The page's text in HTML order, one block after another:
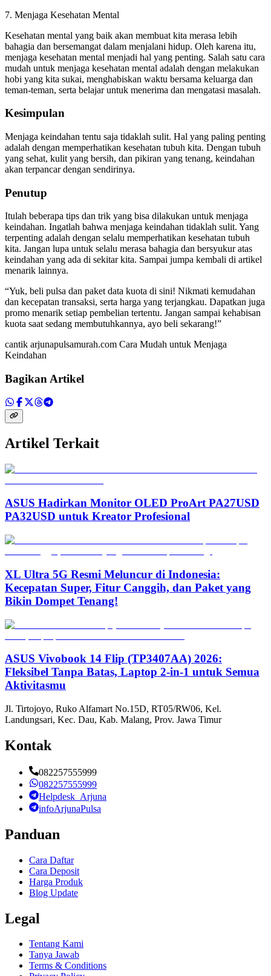
7. Menjaga Kesehatan Mental
Kesehatan mental yang baik akan membuat kita merasa lebih
bahagia dan bersemangat dalam menjalani hidup. Oleh karena itu,
menjaga kesehatan mental menjadi hal yang penting. Salah satu cara
mudah untuk menjaga kesehatan mental adalah dengan melakukan
hobi yang kita sukai, menghabiskan waktu bersama keluarga dan
teman-teman, serta belajar untuk menerima dan mengatasi masalah.
Kesimpulan
Menjaga keindahan tentu saja tidaklah sulit. Hal yang paling penting
adalah dengan memperhatikan kesehatan tubuh kita. Dengan tubuh
yang sehat, kulit yang bersih, dan pikiran yang tenang, keindahan
akan terpancar dengan sendirinya.
Penutup
Itulah beberapa tips dan trik yang bisa dilakukan untuk menjaga
keindahan. Ingatlah bahwa menjaga keindahan tidaklah sulit. Yang
terpenting adalah dengan selalu memperhatikan kesehatan tubuh
kita. Jangan lupa untuk selalu merasa bahagia dan bersyukur atas
keindahan yang ada di sekitar kita. Sampai jumpa kembali di artikel
menarik lainnya.
“Yuk, beli pulsa dan paket data kuota di sini! Nikmati kemudahan
dan kecepatan transaksi, serta harga yang terjangkau. Dapatkan juga
promo menarik setiap pembelian tertentu. Jangan sampai kehabisan
kuota saat sedang membutuhkannya, ayo beli sekarang!”
cantik arjunapulsamurah.com Cara Mudah untuk Menjaga
Keindahan
Bagikan Artikel
Artikel Terkait
ASUS Hadirkan Monitor OLED ProArt PA27USD
PA32USD untuk Kreator Profesional
XL Ultra 5G Resmi Meluncur di Indonesia:
Kecepatan Super, Fitur Canggih, dan Paket yang
Bikin Dompet Tenang!
ASUS Vivobook 14 Flip (TP3407AA) 2026:
Fleksibel Tanpa Batas, Laptop 2-in-1 untuk Semua
Aktivitasmu
Jl. Tirtojoyo, Ruko Alfamart No.15D, RT05/RW06, Kel.
Landungsari, Kec. Dau, Kab. Malang, Prov. Jawa Timur
Kontak
082257555999
082257555999
Helpdesk_Arjuna
infoArjunaPulsa
Panduan
Cara Daftar
Cara Deposit
Harga Produk
Blog Update
Legal
Tentang Kami
Tanya Jawab
Terms & Conditions